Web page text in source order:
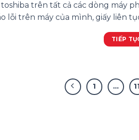
trên tất cả các dòng máy
lỗi trên máy của mình, giấy liên
TIẾP
1 …